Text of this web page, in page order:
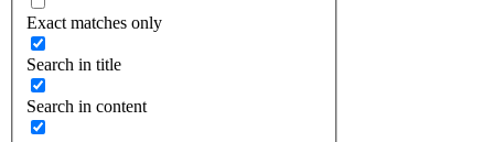
Exact matches only
Search in title
Search in content